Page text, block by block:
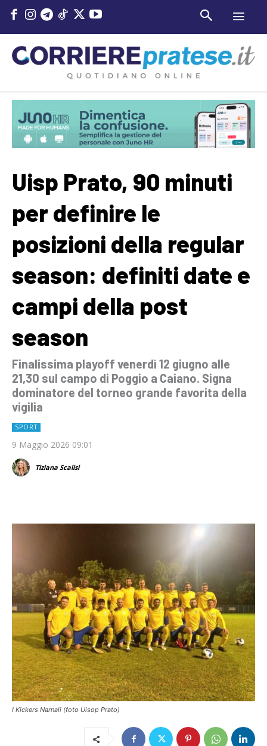
Uisp Prato, 90 minuti
per definire le
posizioni della regular
season: definiti date e
campi della post
season
Finalissima playoff venerdì 12 giugno alle
21,30 sul campo di Poggio a Caiano. Signa
dominatore del torneo grande favorita della
vigilia
SPORT
9 Maggio 2026 09:01
Tiziana Scalisi
I Kickers Narnali (foto Uisop Prato)